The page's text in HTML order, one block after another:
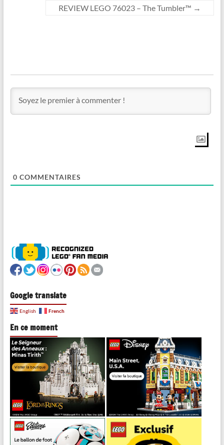
REVIEW LEGO 76023 – The Tumbler™ →
0 COMMENTAIRES
Google translate
English French
En ce moment